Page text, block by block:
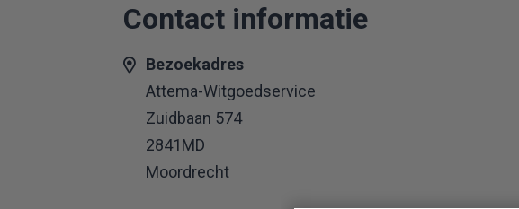
Contact informatie
Bezoekadres
Attema-Witgoedservice
Zuidbaan 574
2841MD
Moordrecht